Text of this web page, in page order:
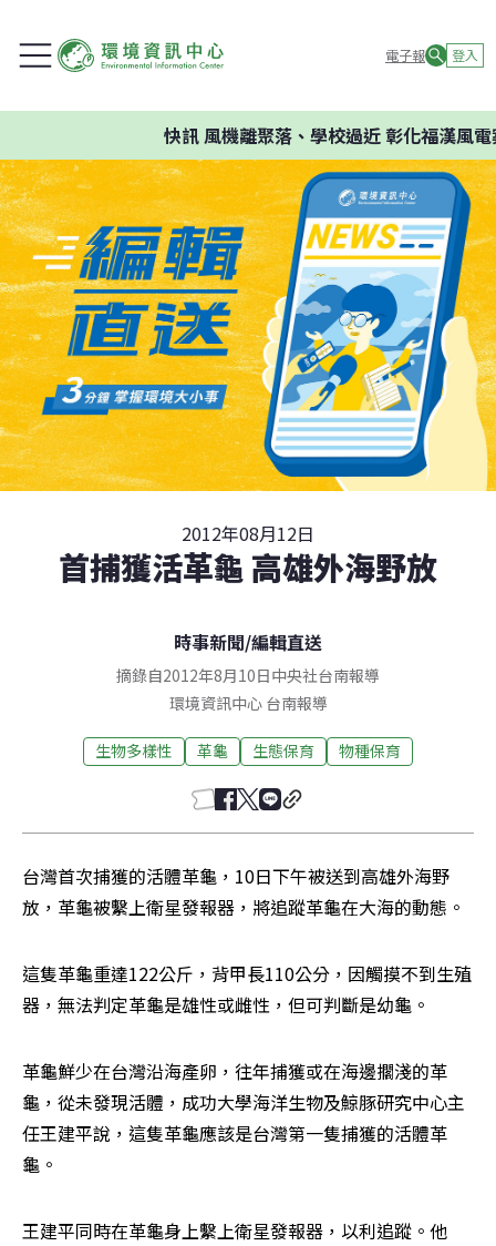
電子報 登入
快訊風機離聚落、學校過近 彰化福漢風電
2012年08月12日
首捕獲活革龜 高雄外海野放
時事新聞/編輯直送
摘錄自2012年8月10日中央社台南報導
環境資訊中心 台南報導
生物多樣性 革龜 生態保育 物種保育
台灣首次捕獲的活體革龜，10日下午被送到高雄外海野
放，革龜被繫上衛星發報器，將追蹤革龜在大海的動態。
這隻革龜重達122公斤，背甲長110公分，因觸摸不到生殖
器，無法判定革龜是雄性或雌性，但可判斷是幼龜。
革龜鮮少在台灣沿海產卵，往年捕獲或在海邊擱淺的革
龜，從未發現活體，成功大學海洋生物及鯨豚研究中心主
任王建平說，這隻革龜應該是台灣第一隻捕獲的活體革
龜。
王建平同時在革龜身上繫上衛星發報器，以利追蹤。他